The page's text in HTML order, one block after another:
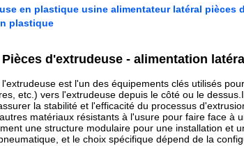
en plastique usine alimentateur latéral pièces
plastique
Pièces d'extrudeuse - alimentation
est l'un des équipements clés utilisés
etc.) vers l'extrudeuse depuis le côté ou le
la stabilité et l'efficacité du processus
matériaux résistants à l'usure pour faire face à
une structure modulaire pour une installation et
et le choix spécifique dépend de la